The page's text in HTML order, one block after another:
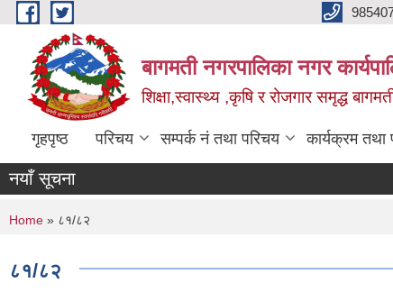
Skip to main content
बागमती नगरपालिका नगर
शिक्षा,स्वास्थ्य ,कृषि र रोजगार समृद्ध
गृहपृष्ठ परिचय सम्पर्क नं तथा परिचय कार्यक्रम तथा
नयाँ सूचना
You are here
Home » ८१/८२
८१/८२